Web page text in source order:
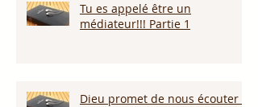
Tu es appelé être un
médiateur!!! Partie 1
Dieu promet de nous écouter !